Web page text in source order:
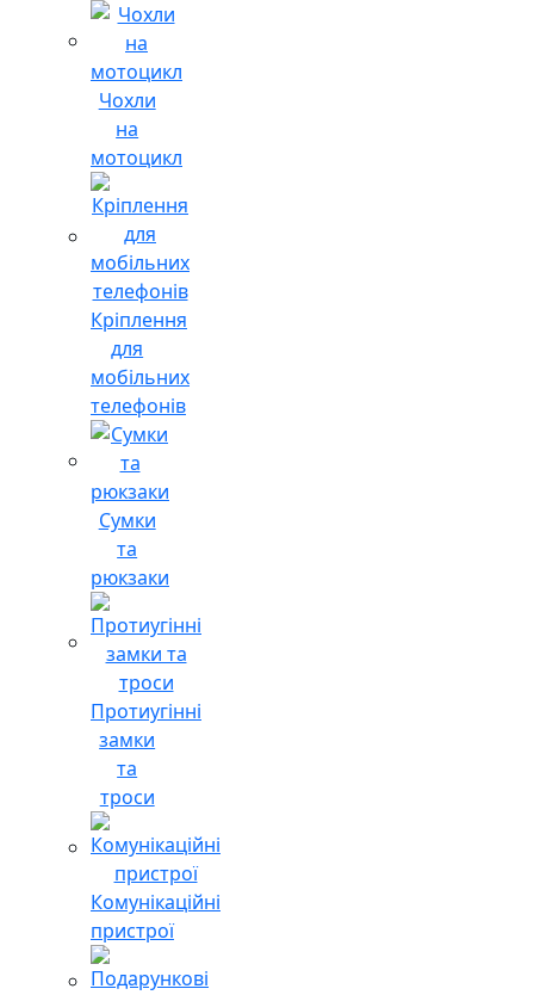
Чохли
на
мотоцикл
Кріплення
для
мобільних
телефонів
Сумки
та
рюкзаки
Протиугінні
замки
та
троси
Комунікаційні
пристрої